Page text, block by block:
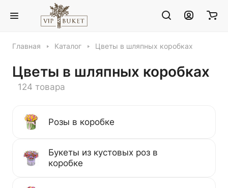
Главная Каталог Цветы в шляпных коробках
Цветы в шляпных коробках
124 товара
Розы в коробке
Букеты из кустовых роз в
коробке